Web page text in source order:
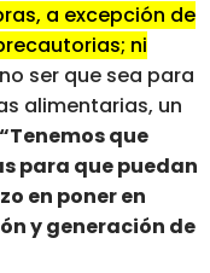
a excepción de
ni
ser que sea para
alimentarias, un
“Tenemos que
para que puedan
en poner en
y generación de